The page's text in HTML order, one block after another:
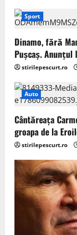
Sport
Dinamo, fără
Pușcaș. Anunțul
stirilepescurt.ro
Auto
Cântăreața
groapa de la
stirilepescurt.ro